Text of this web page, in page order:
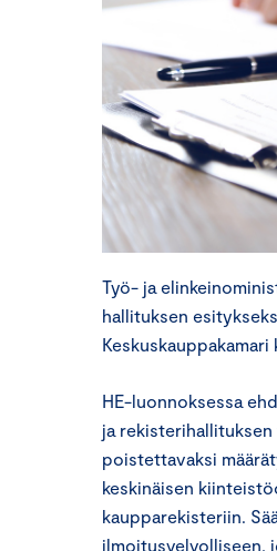
Työ- ja
hallituksen
HE-luonnoksessa
ja
poistettavaksi
keskinäisen
kaupparekisteriin.
ilmoitusvelvolliseen,